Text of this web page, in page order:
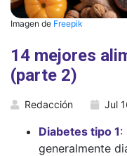
Imagen de Freepik
14 mejores
(parte 2)
Redacción Jul
Diabetes tipo 1:
generalmente